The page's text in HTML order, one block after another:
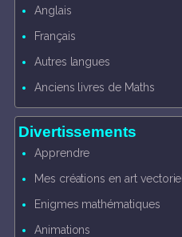
Anglais
Français
Autres langues
Anciens livres de Maths
Divertissements
Apprendre
Mes créations en art vectoriel
Enigmes mathématiques
Animations